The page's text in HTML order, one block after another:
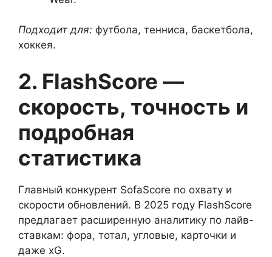
Подходит для: футбола, тенниса, баскетбола,
хоккея.
2. FlashScore —
скорость, точность и
подробная
статистика
Главный конкурент SofaScore по охвату и
скорости обновлений. В 2025 году FlashScore
предлагает расширенную аналитику по лайв-
ставкам: фора, тотал, угловые, карточки и
даже xG.